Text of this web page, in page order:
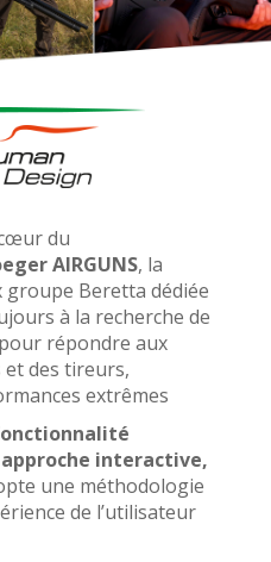
du
AIRGUNS, la
Beretta dédiée
à la recherche de
répondre aux
et des tireurs,
extrêmes
interactive,
une méthodologie
de l’utilisateur